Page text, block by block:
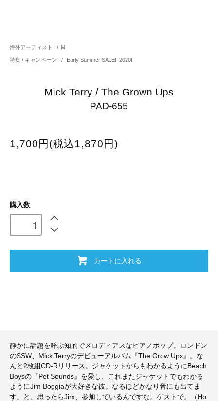
海外アーティスト / M
特集 / キャンペーン / Early Summer SALE!! 2020!!
Mick Terry / The Grown Ups
PAD-655
1,700円(税込1,870円)
購入数
カートに入れる
静かに話題を呼ぶ知的でメロディアスなピアノポップ。ロンドン
のSSW、Mick Terryのデビューアルバム『The Grow Ups』。な
んと2枚組CD-Rリリース。ジャケットからもわかるようにBeach
Boysの『Pet Sounds』を愛し、これまたジャケットでもわかる
ようにJim Boggiaが大好きな彼。なるほどかなり音にも出てま
す。と、思ったらJim、参加しているんですな。ゲストで。（Ho